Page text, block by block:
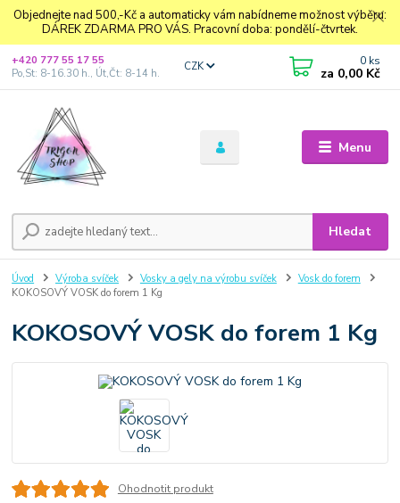
Objednejte nad 500,-Kč a automaticky vám nabídneme možnost výběru:
DÁREK ZDARMA PRO VÁS. Pracovní doba: pondělí-čtvrtek.
Menu
CZK
Hledat
+420 777 55 17 55
Po,St: 8-16.30 h., Út,Čt: 8-14 h.
0 ks
za 0,00 Kč
Úvod Výroba svíček Vosky a gely na výrobu svíček
Vosk do forem
KOKOSOVÝ VOSK do forem 1 Kg
KOKOSOVÝ VOSK do forem 1 Kg
Ohodnotit produkt